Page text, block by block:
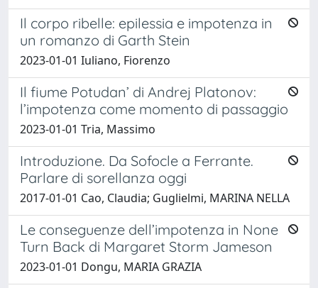
Il corpo ribelle: epilessia e impotenza in
un romanzo di Garth Stein
2023-01-01 Iuliano, Fiorenzo
Il fiume Potudan’ di Andrej Platonov:
l’impotenza come momento di passaggio
2023-01-01 Tria, Massimo
Introduzione. Da Sofocle a Ferrante.
Parlare di sorellanza oggi
2017-01-01 Cao, Claudia; Guglielmi, MARINA NELLA
Le conseguenze dell’impotenza in None
Turn Back di Margaret Storm Jameson
2023-01-01 Dongu, MARIA GRAZIA